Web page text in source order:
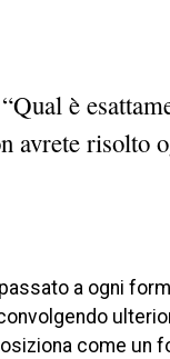
è
avrete risolto
a ogni
come un